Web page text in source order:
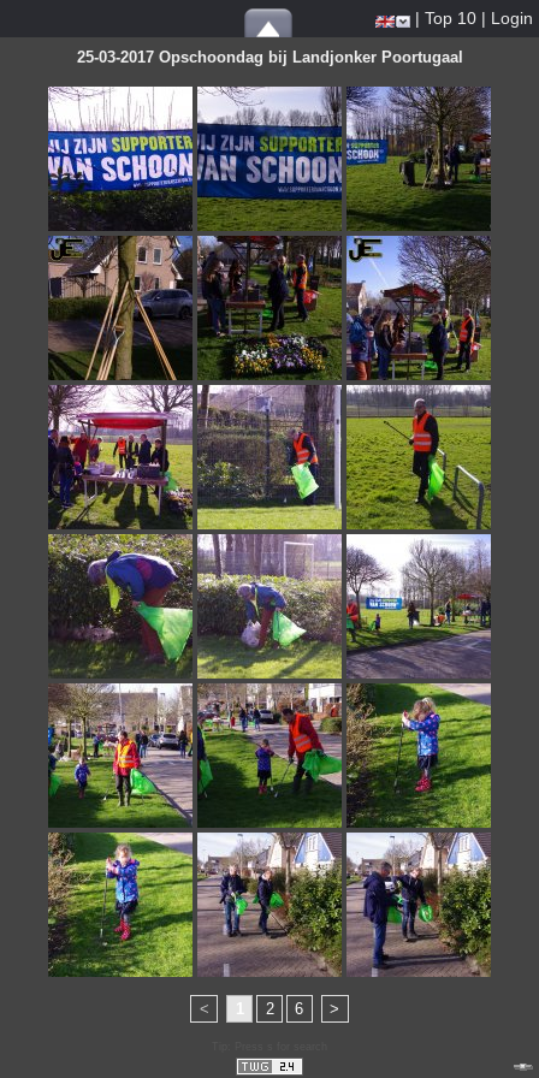
| Top 10 | Login
25-03-2017 Opschoondag bij Landjonker Poortugaal
< 1 2 6 >